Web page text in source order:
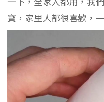
寶，家里人都很喜歡，